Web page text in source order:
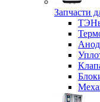
Запчасти